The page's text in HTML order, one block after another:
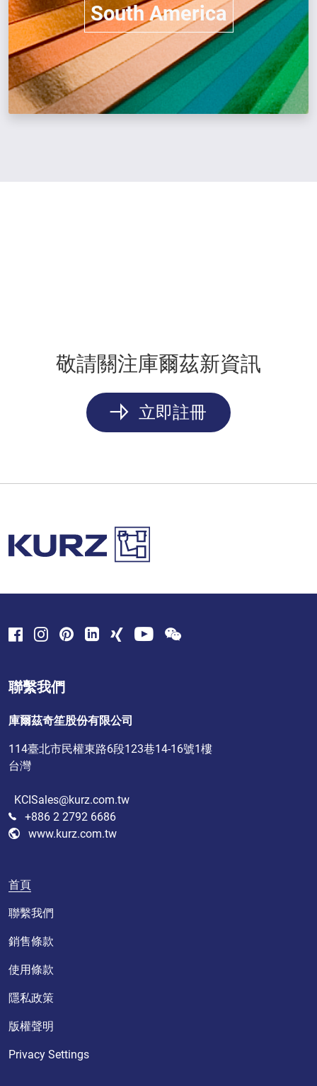
South America
敬請關注庫爾茲新資訊
立即註冊
聯繫我們
庫爾茲奇笙股份有限公司
114臺北市民權東路6段123巷14-16號1樓
台灣
KCISales@kurz.com.tw
+886 2 2792 6686
www.kurz.com.tw
首頁
聯繫我們
銷售條款
使用條款
隱私政策
版權聲明
Privacy Settings